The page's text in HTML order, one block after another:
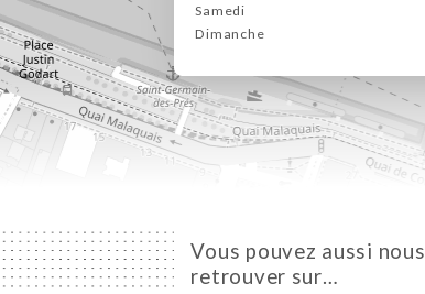
Samedi
Dimanche
Vous pouvez aussi nous
retrouver sur…